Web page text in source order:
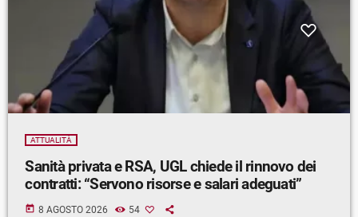
ATTUALITÀ
Sanità privata e RSA, UGL chiede il rinnovo dei
contratti: “Servono risorse e salari adeguati”
today 8 AGOSTO 2026 54